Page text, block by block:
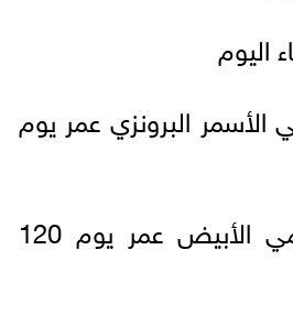
اليوم
البرونزي عمر يوم
وسجل سعر الرومي الأبيض عمر يوم 120